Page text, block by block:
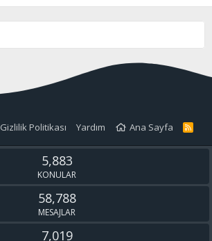
Gizlilik Politikası Yardım Ana Sayfa
R
S
5,883
KONULAR
58,788
MESAJLAR
7,019